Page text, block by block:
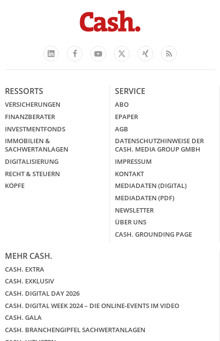
LinkedIn
FacebookYouTube
X
Xing Feed
RESSORTS
VERSICHERUNGEN
FINANZBERATER
INVESTMENTFONDS
IMMOBILIEN &
SACHWERTANLAGEN
DIGITALISIERUNG
RECHT & STEUERN
KÖPFE
SERVICE
ABO
EPAPER
AGB
DATENSCHUTZHINWEISE DER
CASH. MEDIA GROUP GMBH
IMPRESSUM
KONTAKT
MEDIADATEN (DIGITAL)
MEDIADATEN (PDF)
NEWSLETTER
ÜBER UNS
CASH. GROUNDING PAGE
MEHR CASH.
CASH. EXTRA
CASH. EXKLUSIV
CASH. DIGITAL DAY 2026
CASH. DIGITAL WEEK 2024 – DIE ONLINE-EVENTS IM VIDEO
CASH. GALA
CASH. BRANCHENGIPFEL SACHWERTANLAGEN